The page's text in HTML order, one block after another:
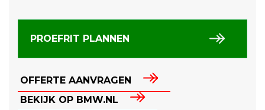
PROEFRIT PLANNEN
OFFERTE AANVRAGEN
BEKIJK OP BMW.NL